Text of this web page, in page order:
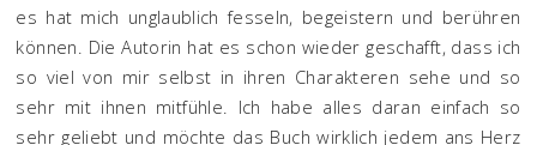
es hat mich unglaublich fesseln, begeistern und berühren
können. Die Autorin hat es schon wieder geschafft, dass ich
so viel von mir selbst in ihren Charakteren sehe und so
sehr mit ihnen mitfühle. Ich habe alles daran einfach so
sehr geliebt und möchte das Buch wirklich jedem ans Herz